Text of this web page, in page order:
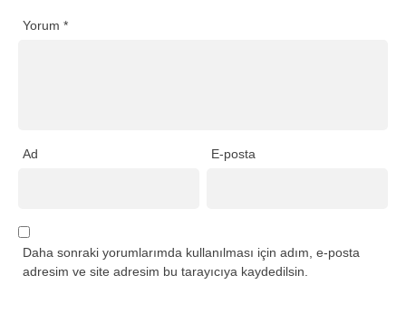
Yorum *
Ad E-posta
Daha sonraki yorumlarımda kullanılması için adım, e-posta
adresim ve site adresim bu tarayıcıya kaydedilsin.